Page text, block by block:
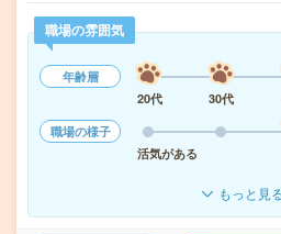
職場の雰囲気
年齢層
20代
30代
職場の様子
活気がある
もっと見